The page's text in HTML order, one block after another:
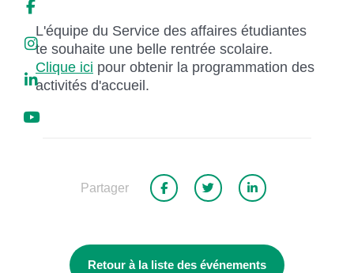
Réinitialiser
L'équipe du Service des affaires étudiantes
te souhaite une belle rentrée scolaire.
Clique ici pour obtenir la programmation des
activités d'accueil.
Partager
Retour à la liste des événements